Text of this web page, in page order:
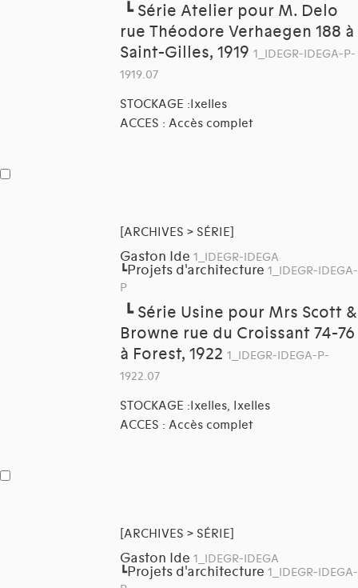
┗ Série Atelier pour M. Delo
rue Théodore Verhaegen 188 à
Saint-Gilles, 1919 1_IDEGR-IDEGA-P-
1919.07
STOCKAGE :Ixelles
ACCES : Accès complet
[ARCHIVES > SÉRIE]
Gaston Ide 1_IDEGR-IDEGA
┗Projets d'architecture 1_IDEGR-IDEGA-
P
┗ Série Usine pour Mrs Scott &
Browne rue du Croissant 74-76
à Forest, 1922 1_IDEGR-IDEGA-P-
1922.07
STOCKAGE :Ixelles, Ixelles
ACCES : Accès complet
[ARCHIVES > SÉRIE]
Gaston Ide 1_IDEGR-IDEGA
┗Projets d'architecture 1_IDEGR-IDEGA-